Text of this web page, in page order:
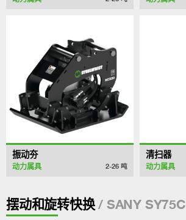
振动夯
动力属具 2-26 吨
清扫器
动力属具
摆动和旋转快换/ SANY SY75C